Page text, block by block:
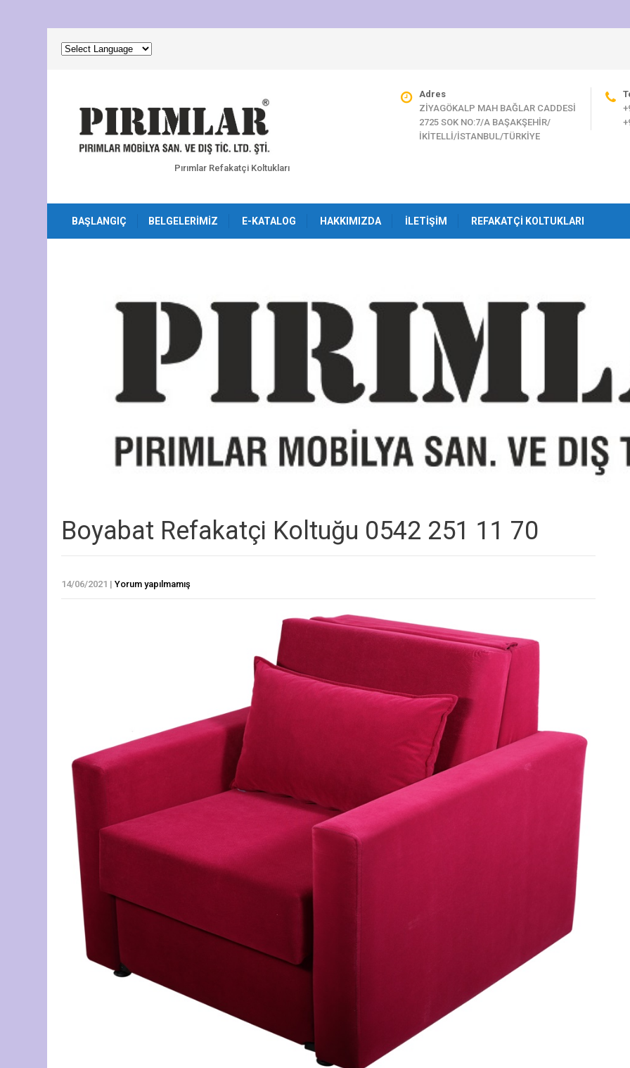
Pırımlar Refakatçi Koltukları
Adres
ZİYAGÖKALP MAH BAĞLAR CADDESİ
2725 SOK NO:7/A BAŞAKŞEHİR/
İKİTELLİ/İSTANBUL/TÜRKİYE
BAŞLANGIÇ BELGELERIMIZ E-KATALOG HAKKIMIZDA İLETIŞIM REFAKATÇI KOLTUKLARI
Boyabat Refakatçi Koltuğu 0542 251 11 70
14/06/2021 | Yorum yapılmamış